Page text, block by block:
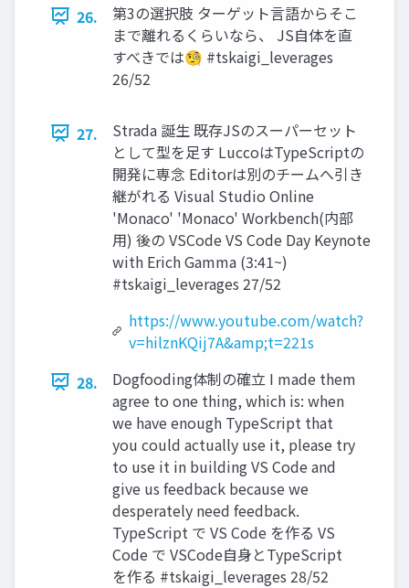
26.
第3の選択肢 ターゲット言語からそこ
まで離れるくらいなら、 JS自体を直
すべきでは🧐 #tskaigi_leverages
26/52
27.
Strada 誕生 既存JSのスーパーセット
として型を足す LuccoはTypeScriptの
開発に専念 Editorは別のチームへ引き
継がれる Visual Studio Online
'Monaco' 'Monaco' Workbench(内部
用) 後の VSCode VS Code Day Keynote
with Erich Gamma (3:41~)
#tskaigi_leverages 27/52
https://www.youtube.com/watch?
v=hilznKQij7A&amp;t=221s
28.
Dogfooding体制の確立 I made them
agree to one thing, which is: when
we have enough TypeScript that
you could actually use it, please try
to use it in building VS Code and
give us feedback because we
desperately need feedback.
TypeScript で VS Code を作る VS
Code で VSCode自身とTypeScript
を作る #tskaigi_leverages 28/52